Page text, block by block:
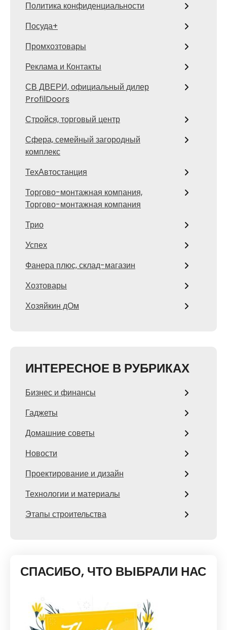
Политика конфиденциальности
Посуда+
Промхозтовары
Реклама и Контакты
СВ ДВЕРИ, официальный дилер
ProfilDoors
Стройся, торговый центр
Сфера, семейный загородный
комплекс
ТехАвтостанция
Торгово-монтажная компания,
Торгово-монтажная компания
Трио
Успех
Фанера плюс, склад-магазин
Хозтовары
Хозяйкин дОм
ИНТЕРЕСНОЕ В РУБРИКАХ
Бизнес и финансы
Гаджеты
Домашние советы
Новости
Проектирование и дизайн
Технологии и материалы
Этапы строительства
СПАСИБО, ЧТО ВЫБРАЛИ НАС